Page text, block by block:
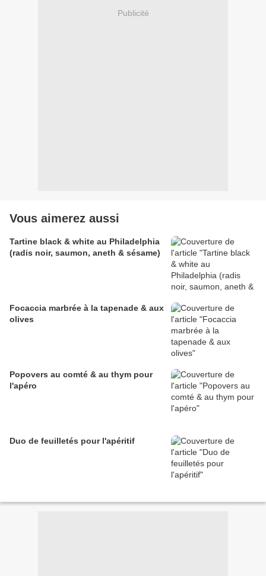
Publicité
Vous aimerez aussi
Tartine black & white au Philadelphia
(radis noir, saumon, aneth & sésame)
Focaccia marbrée à la tapenade & aux
olives
Popovers au comté & au thym pour
l'apéro
Duo de feuilletés pour l'apéritif